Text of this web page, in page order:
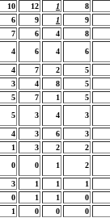
10 12 1
8
6 9 1
9
7 6 4
8
4 6 4 6
4 7 2
5
3 4 8
5
5 7 1
5
5 3 4 3
4 3 6
3
1 3 2
2
0 0 1 2
3 1 1
1
0 1 1
0
1 0 0
0